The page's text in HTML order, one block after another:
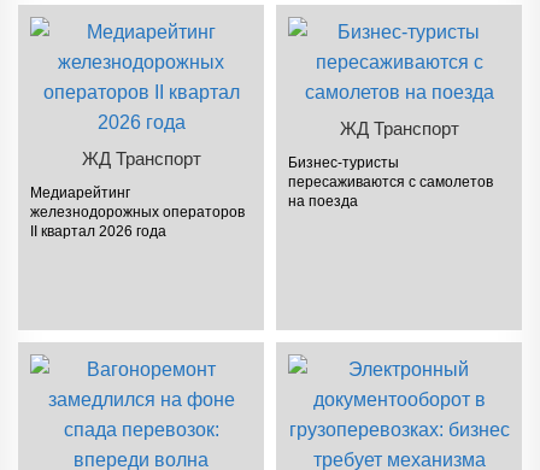
ЖД Транспорт
Медиарейтинг
железнодорожных операторов
II квартал 2026 года
ЖД Транспорт
Бизнес-туристы
пересаживаются с самолетов
на поезда